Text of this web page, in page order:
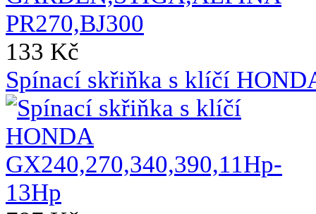
133 Kč
Spínací skřiňka s klíčí